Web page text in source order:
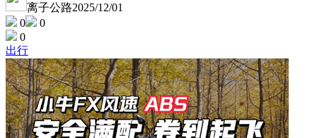
离子公路2025/12/01
0
0
0
出行